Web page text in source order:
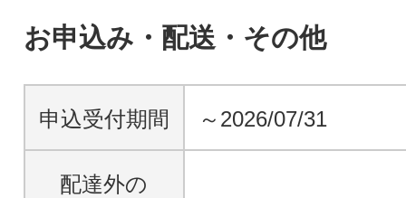
お申込み・配送・その他
申込受付期間 ～2026/07/31
配達外の